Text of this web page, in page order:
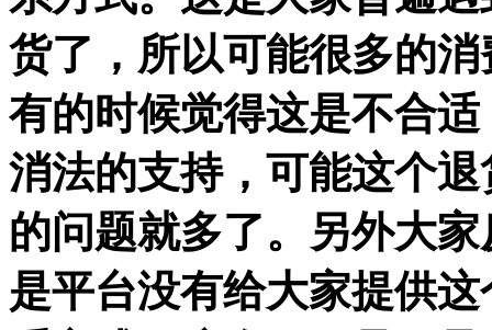
货了，所以可能很多的
有的时候觉得这是不合
消法的支持，可能这个
的问题就多了。另外大
是平台没有给大家提供